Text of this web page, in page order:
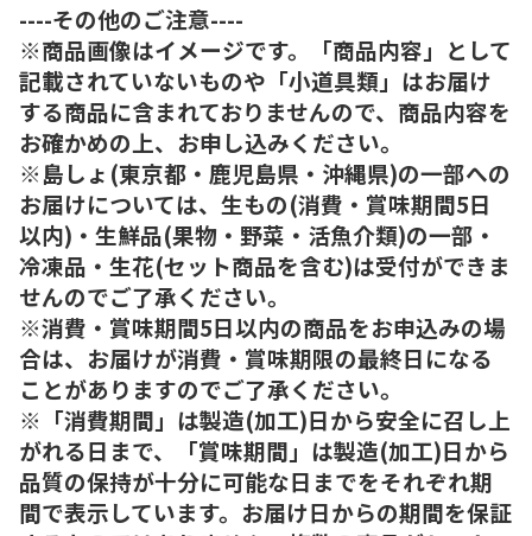
----その他のご注意----
※商品画像はイメージです。「商品内容」として
記載されていないものや「小道具類」はお届け
する商品に含まれておりませんので、商品内容を
お確かめの上、お申し込みください。
※島しょ(東京都・鹿児島県・沖縄県)の一部への
お届けについては、生もの(消費・賞味期間5日
以内)・生鮮品(果物・野菜・活魚介類)の一部・
冷凍品・生花(セット商品を含む)は受付ができま
せんのでご了承ください。
※消費・賞味期間5日以内の商品をお申込みの場
合は、お届けが消費・賞味期限の最終日になる
ことがありますのでご了承ください。
※「消費期間」は製造(加工)日から安全に召し上
がれる日まで、「賞味期間」は製造(加工)日から
品質の保持が十分に可能な日までをそれぞれ期
間で表示しています。お届け日からの期間を保証